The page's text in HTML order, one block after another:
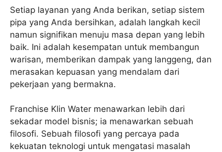
Setiap layanan yang Anda berikan, setiap sistem
pipa yang Anda bersihkan, adalah langkah kecil
namun signifikan menuju masa depan yang lebih
baik. Ini adalah kesempatan untuk membangun
warisan, memberikan dampak yang langgeng, dan
merasakan kepuasan yang mendalam dari
pekerjaan yang bermakna.
Franchise Klin Water menawarkan lebih dari
sekadar model bisnis; ia menawarkan sebuah
filosofi. Sebuah filosofi yang percaya pada
kekuatan teknologi untuk mengatasi masalah